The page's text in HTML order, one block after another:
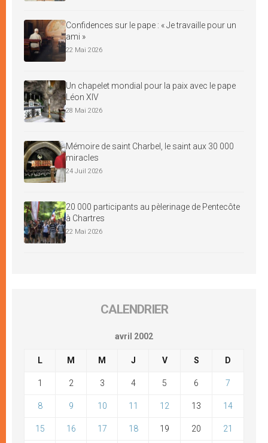
Confidences sur le pape : « Je travaille pour un
ami »
22 Mai 2026
Un chapelet mondial pour la paix avec le pape
Léon XIV
28 Mai 2026
Mémoire de saint Charbel, le saint aux 30 000
miracles
24 Juil 2026
20 000 participants au pèlerinage de Pentecôte
à Chartres
22 Mai 2026
CALENDRIER
avril 2002
L M M J V S D
1 2 3 4 5 6 7
8 9 10 11 12 13 14
15 16 17 18 19 20 21